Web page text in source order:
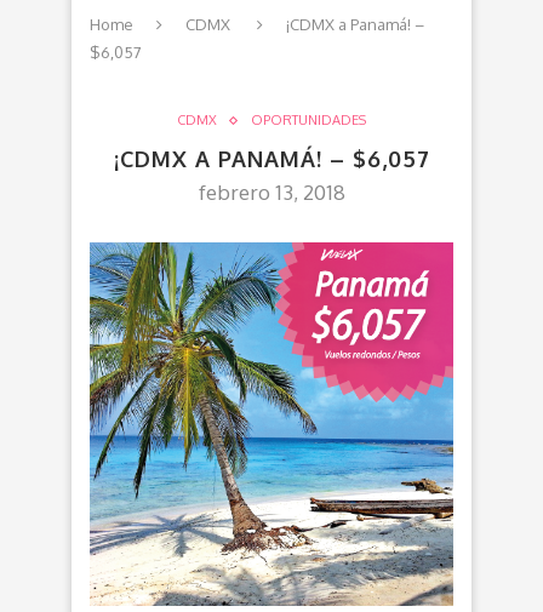
Home CDMX
¡CDMX a Panamá! –
$6,057
CDMX OPORTUNIDADES
¡CDMX A PANAMÁ! – $6,057
febrero 13, 2018